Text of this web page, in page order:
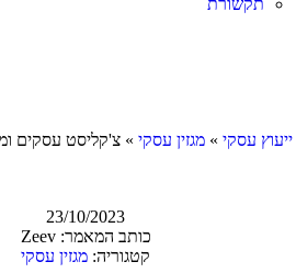
תקשורת
» מגזין עסקי » צ'קליסט עסקים
23/10/2023
כותב המאמר: Zeev
קטגוריה: מגזין עסקי